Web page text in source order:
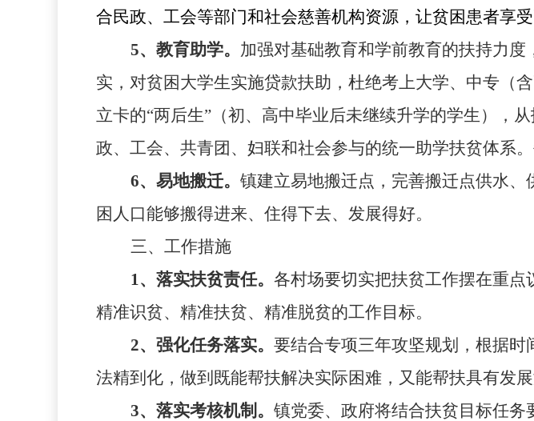
合民政、工会等部门和社会慈善机构资源，让贫困患者享受
5、教育助学。 加强对基础教育和学前教育的扶持力
实，对贫困大学生实施贷款扶助，杜绝考上大学、中专（
立卡的“两后生”（初、高中毕业后未继续升学的学生），
政、工会、共青团、妇联和社会参与的统一助学扶贫体系
6、易地搬迁。 镇建立易地搬迁点，完善搬迁点供水、
困人口能够搬得进来、住得下去、发展得好。
三、工作措施
1、落实扶贫责任。 各村场要切实把扶贫工作摆在重
精准识贫、精准扶贫、精准脱贫的工作目标。
2、强化任务落实。 要结合专项三年攻坚规划，根据
法精到化，做到既能帮扶解决实际困难，又能帮扶具有发
3、落实考核机制。 镇党委、政府将结合扶贫目标任